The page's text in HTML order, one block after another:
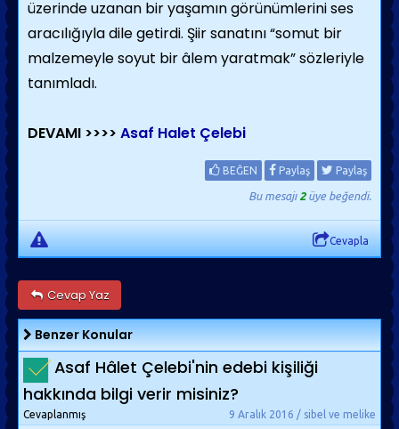
üzerinde uzanan bir yaşamın görünümlerini ses
aracılığıyla dile getirdi. Şiir sanatını “somut bir
malzemeyle soyut bir âlem yaratmak” sözleriyle
tanımladı.
DEVAMI >>>> Asaf Halet Çelebi
BEĞEN Paylaş Paylaş
Bu mesajı 2üye beğendi.
Cevapla
Cevap Yaz
Benzer Konular
Asaf Hâlet Çelebi'nin edebi kişiliği
hakkında bilgi verir misiniz?
9 Aralık 2016 / sibel ve melike
Cevaplanmış